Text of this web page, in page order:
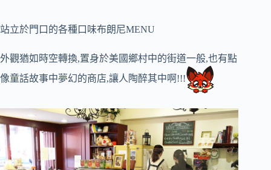
站立於門口的各種口味布朗尼MENU
外觀猶如時空轉換,置身於美國鄉村中的街道一般,也有點
像童話故事中夢幻的商店,讓人陶醉其中啊!!!